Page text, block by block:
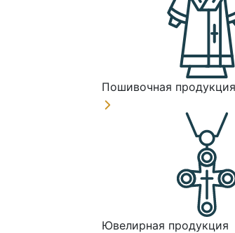
Пошивочная продукция
Ювелирная продукция